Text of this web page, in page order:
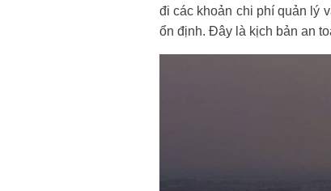
đi các khoản chi phí quản lý
ổn định. Đây là kịch bản an